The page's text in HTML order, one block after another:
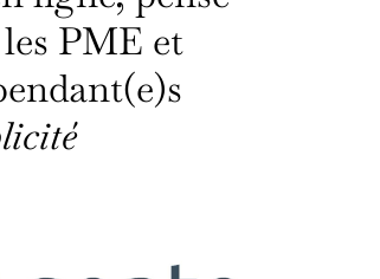
PME et